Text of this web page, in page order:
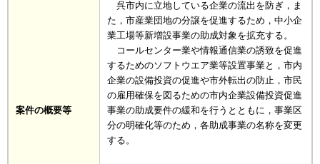
案件の概要等
呉市内に立地している企業の流出を防ぎ，ま
た，市産業団地の分譲を促進するため，中小企
業工場等新増設事業の助成対象を拡充する。
コールセンター業や情報通信業の誘致を促進
するためのソフトウエア業等設置事業と，市内
企業の設備投資の促進や市外転出の防止，市民
の雇用確保を図るための市内企業設備投資促進
事業の助成要件の緩和を行うとともに，事業区
分の明確化等のため，各助成事業の名称を変更
する。